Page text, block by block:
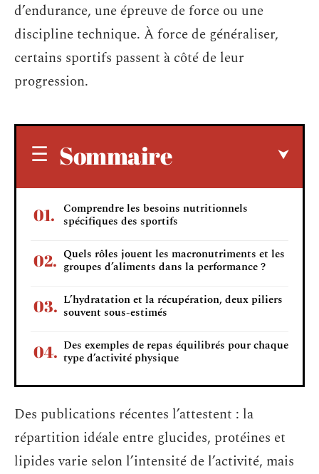
d’endurance, une épreuve de force ou une
discipline technique. À force de généraliser,
certains sportifs passent à côté de leur
progression.
Sommaire
Comprendre les besoins nutritionnels
spécifiques des sportifs
Quels rôles jouent les macronutriments et les
groupes d’aliments dans la performance ?
L’hydratation et la récupération, deux piliers
souvent sous-estimés
Des exemples de repas équilibrés pour chaque
type d’activité physique
Des publications récentes l’attestent : la
répartition idéale entre glucides, protéines et
lipides varie selon l’intensité de l’activité, mais